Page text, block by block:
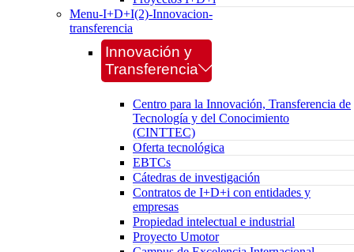
Menu-I+D+I(2)-Innovacion-
transferencia
Innovación y
Transferencia
Centro para la Innovación, Transferencia de
Tecnología y del Conocimiento
(CINTTEC)
Oferta tecnológica
EBTCs
Cátedras de investigación
Contratos de I+D+i con entidades y
empresas
Propiedad intelectual e industrial
Proyecto Umotor